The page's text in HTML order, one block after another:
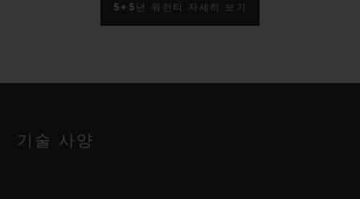
5+5년 워런티 자세히 보기
기술 사양